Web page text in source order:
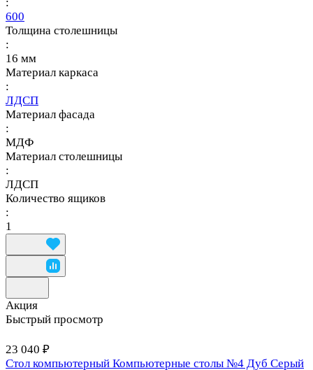
600
Толщина столешницы
:
16 мм
Материал каркаса
:
ЛДСП
Материал фасада
:
МДФ
Материал столешницы
:
ЛДСП
Количество ящиков
:
1
Акция
Быстрый просмотр
23 040 ₽
Стол компьютерный Компьютерные столы №4 Дуб Серый